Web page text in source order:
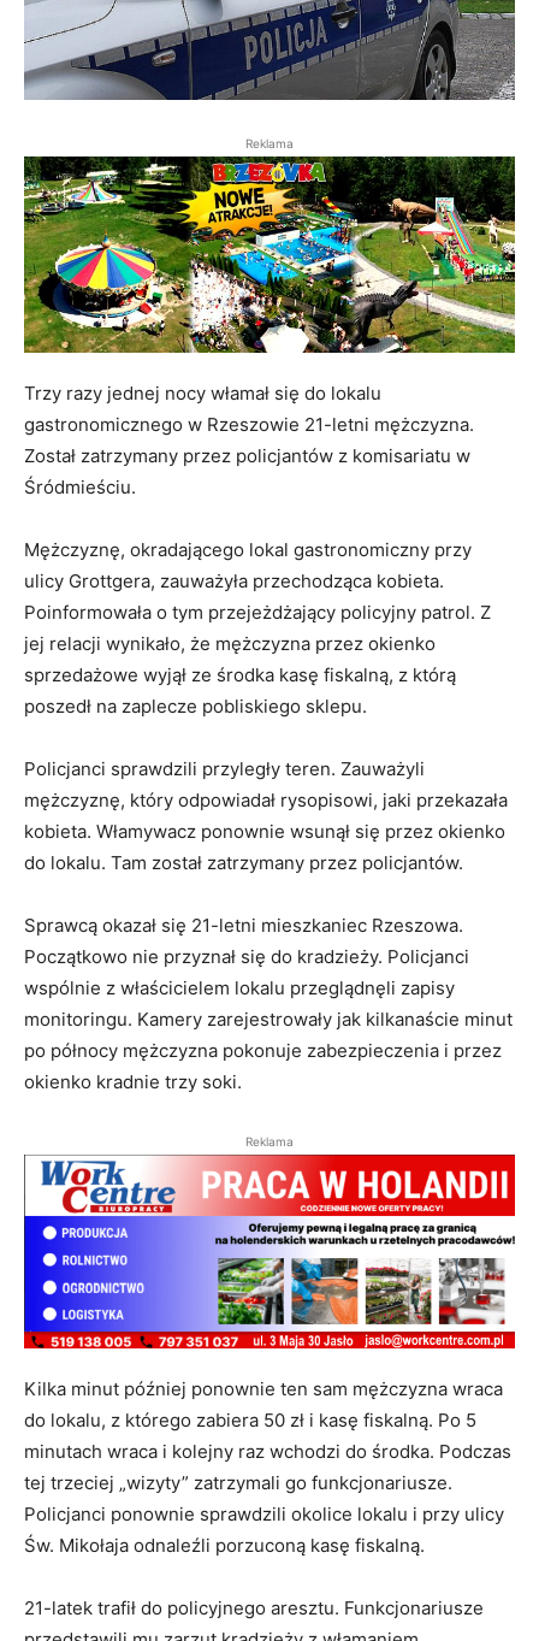
Reklama
Trzy razy jednej nocy włamał się do lokalu
gastronomicznego w Rzeszowie 21-letni mężczyzna.
Został zatrzymany przez policjantów z komisariatu w
Śródmieściu.
Mężczyznę, okradającego lokal gastronomiczny przy
ulicy Grottgera, zauważyła przechodząca kobieta.
Poinformowała o tym przejeżdżający policyjny patrol. Z
jej relacji wynikało, że mężczyzna przez okienko
sprzedażowe wyjął ze środka kasę fiskalną, z którą
poszedł na zaplecze pobliskiego sklepu.
Policjanci sprawdzili przyległy teren. Zauważyli
mężczyznę, który odpowiadał rysopisowi, jaki przekazała
kobieta. Włamywacz ponownie wsunął się przez okienko
do lokalu. Tam został zatrzymany przez policjantów.
Sprawcą okazał się 21-letni mieszkaniec Rzeszowa.
Początkowo nie przyznał się do kradzieży. Policjanci
wspólnie z właścicielem lokalu przeglądnęli zapisy
monitoringu. Kamery zarejestrowały jak kilkanaście minut
po północy mężczyzna pokonuje zabezpieczenia i przez
okienko kradnie trzy soki.
Reklama
Kilka minut później ponownie ten sam mężczyzna wraca
do lokalu, z którego zabiera 50 zł i kasę fiskalną. Po 5
minutach wraca i kolejny raz wchodzi do środka. Podczas
tej trzeciej „wizyty” zatrzymali go funkcjonariusze.
Policjanci ponownie sprawdzili okolice lokalu i przy ulicy
Św. Mikołaja odnaleźli porzuconą kasę fiskalną.
21-latek trafił do policyjnego aresztu. Funkcjonariusze